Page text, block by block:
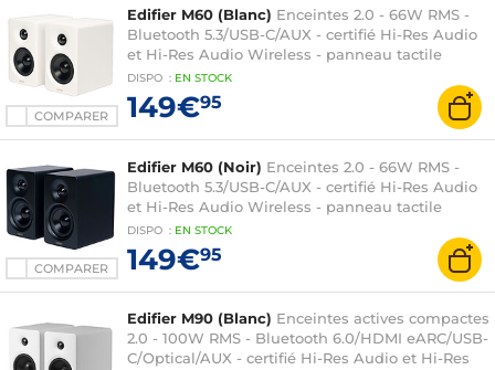
COMPARER
Edifier M60 (Blanc) Enceintes 2.0 - 66W RMS -
Bluetooth 5.3/USB-C/AUX - certifié Hi-Res Audio
et Hi-Res Audio Wireless - panneau tactile
DISPO : EN STOCK
149€95
COMPARER
Edifier M60 (Noir) Enceintes 2.0 - 66W RMS -
Bluetooth 5.3/USB-C/AUX - certifié Hi-Res Audio
et Hi-Res Audio Wireless - panneau tactile
DISPO : EN STOCK
149€95
Edifier M90 (Blanc) Enceintes actives compactes
2.0 - 100W RMS - Bluetooth 6.0/HDMI eARC/USB-
C/Optical/AUX - certifié Hi-Res Audio et Hi-Res